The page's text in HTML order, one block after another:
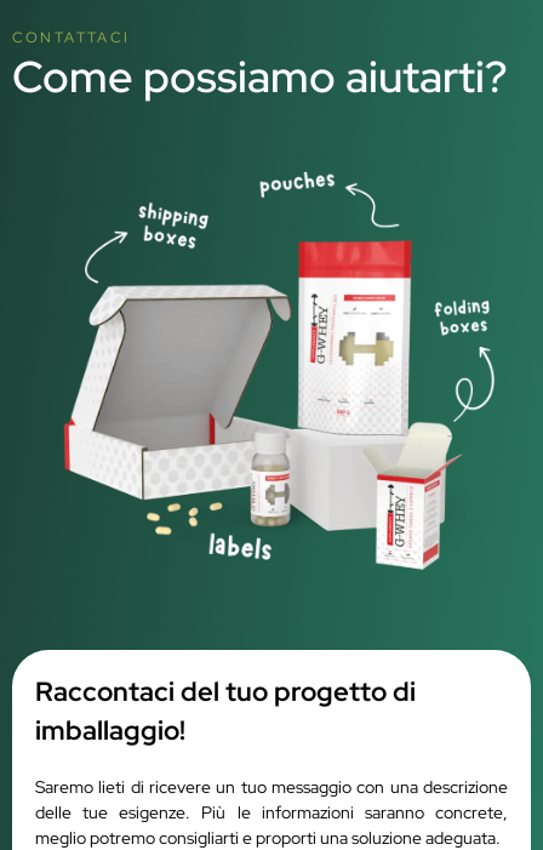
CONTATTACI
Come possiamo aiutarti?
Raccontaci del tuo progetto di
imballaggio!
Saremo lieti di ricevere un tuo messaggio con una descrizione
delle tue esigenze. Più le informazioni saranno concrete,
meglio potremo consigliarti e proporti una soluzione adeguata.